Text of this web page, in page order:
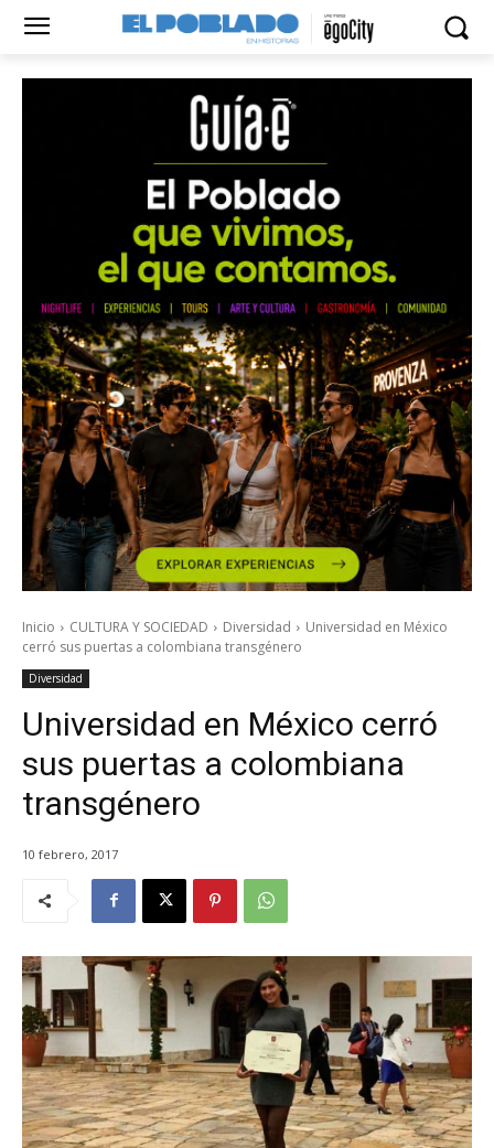
Inicio CULTURA Y SOCIEDAD Diversidad
Universidad en México
cerró sus puertas a colombiana transgénero
Diversidad
Universidad en México cerró
sus puertas a colombiana
transgénero
10 febrero, 2017